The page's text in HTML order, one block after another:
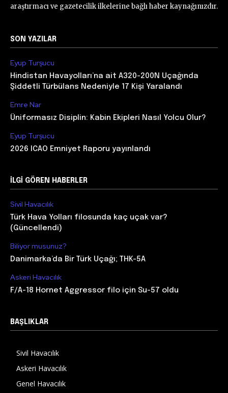
araştırmacı ve gazetecilik ilkelerine bağlı haber kaynağınızdır.
SON YAZILAR
Eyup Turşucu
Hindistan Havayolları’na ait A320-200N Uçağında
Şiddetli Türbülans Nedeniyle 17 Kişi Yaralandı
Emre Nar
Üniformasız Disiplin: Kabin Ekipleri Nasıl Yolcu Olur?
Eyup Turşucu
2026 ICAO Emniyet Raporu yayınlandı
İLGİ GÖREN HABERLER
Sivil Havacılık
Türk Hava Yolları filosunda kaç uçak var?
(Güncellendi)
Biliyor musunuz?
Danimarka’da Bir Türk Uçağı; THK-5A
Askeri Havacılık
F/A-18 Hornet Aggressor filo için Su-57 oldu
BAŞLIKLAR
Sivil Havacılık
Askeri Havacılık
Genel Havacılık